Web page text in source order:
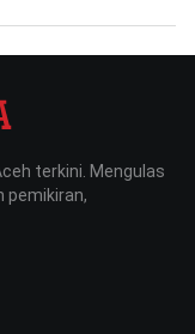
terkini. Mengulas
pemikiran,